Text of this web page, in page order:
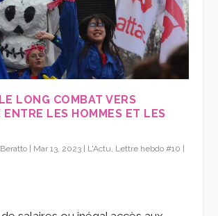
LONG COMBAT VERS
ENTRE LES HOMMES ET LES
| Mar 13, 2023 | L'Actu Lettre hebdo #10 |